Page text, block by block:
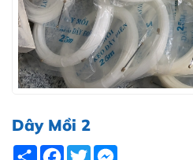
Dây Mồi 2
Share Facebook
Twitter